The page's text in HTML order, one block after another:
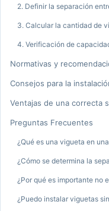
2. Definir la separación
3. Calcular la cantidad de
4. Verificación de
Normativas y
Consejos para la
Ventajas de una correcta
Preguntas Frecuentes
¿Qué es una vigueta en
¿Cómo se determina la
¿Por qué es importante no
¿Puedo instalar viguetas